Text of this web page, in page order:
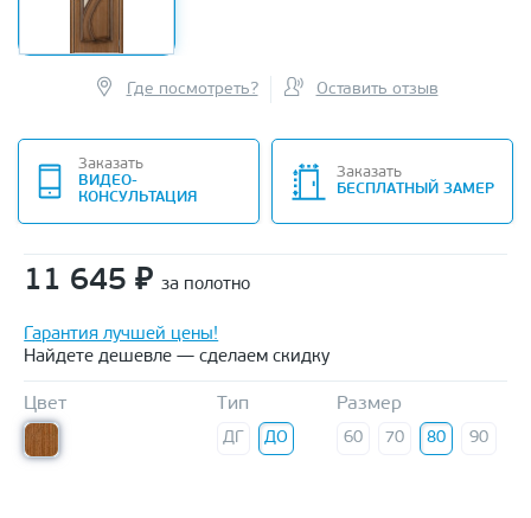
Где посмотреть? Оставить отзыв
Заказать
ВИДЕО-
КОНСУЛЬТАЦИЯ
Заказать
БЕСПЛАТНЫЙ ЗАМЕР
11 645 ₽ за полотно
Гарантия лучшей цены!
Найдете дешевле — сделаем скидку
Цвет Тип
ДГ ДО
Размер
60 70 80 90